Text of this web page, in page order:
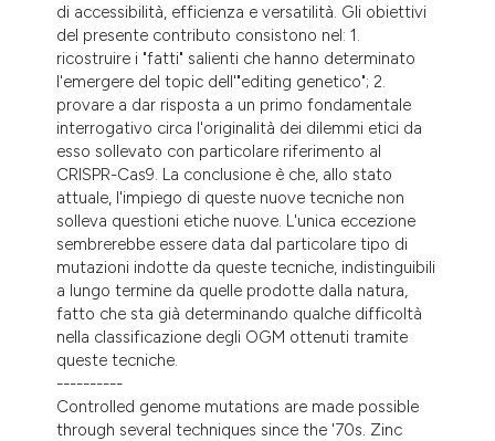
di accessibilità, efficienza e versatilità. Gli obiettivi
del presente contributo consistono nel: 1.
ricostruire i "fatti" salienti che hanno determinato
l'emergere del topic dell'"editing genetico"; 2.
provare a dar risposta a un primo fondamentale
interrogativo circa l'originalità dei dilemmi etici da
esso sollevato con particolare riferimento al
CRISPR-Cas9. La conclusione è che, allo stato
attuale, l'impiego di queste nuove tecniche non
solleva questioni etiche nuove. L'unica eccezione
sembrerebbe essere data dal particolare tipo di
mutazioni indotte da queste tecniche, indistinguibili
a lungo termine da quelle prodotte dalla natura,
fatto che sta già determinando qualche difficoltà
nella classificazione degli OGM ottenuti tramite
queste tecniche.
----------
Controlled genome mutations are made possible
through several techniques since the '70s. Zinc